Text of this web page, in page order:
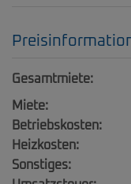
Gesamtmiete:
Miete:
Betriebskosten:
Heizkosten:
Sonstiges: